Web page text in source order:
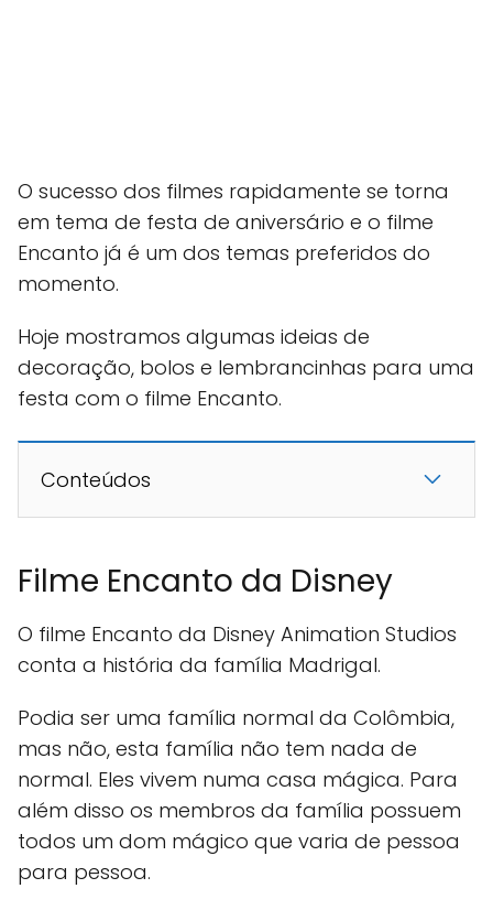
O sucesso dos filmes rapidamente se torna
em tema de festa de aniversário e o filme
Encanto já é um dos temas preferidos do
momento.
Hoje mostramos algumas ideias de
decoração, bolos e lembrancinhas para uma
festa com o filme Encanto.
Conteúdos
Filme Encanto da Disney
O filme Encanto da Disney Animation Studios
conta a história da família Madrigal.
Podia ser uma família normal da Colômbia,
mas não, esta família não tem nada de
normal. Eles vivem numa casa mágica. Para
além disso os membros da família possuem
todos um dom mágico que varia de pessoa
para pessoa.